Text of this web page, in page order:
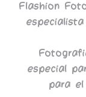
Flashion
especial
para el